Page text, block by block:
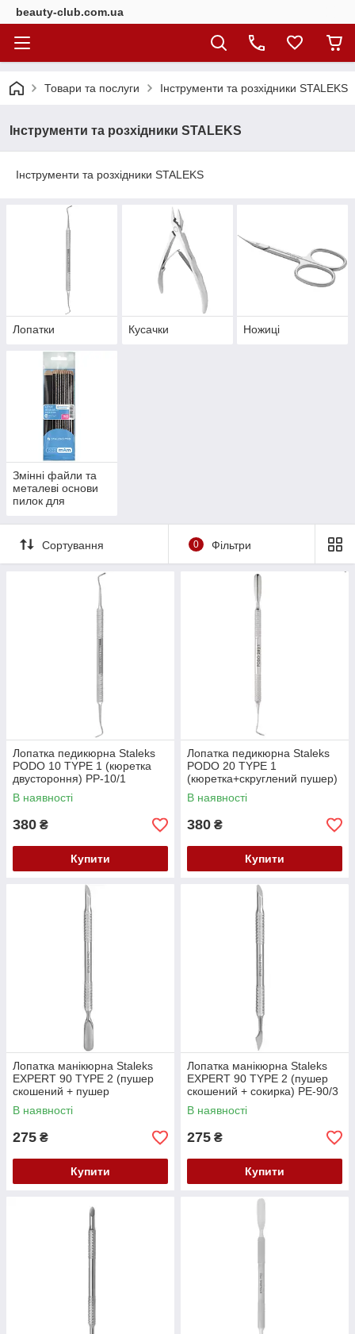
beauty-club.com.ua
Товари та послуги Інструменти та розхідники STALEKS
Інструменти та розхідники STALEKS
Інструменти та розхідники STALEKS
Лопатки Кусачки Ножиці
Змінні файли та
металеві основи
пилок для
педикюр
Сортування
0 Фільтри
Лопатка педикюрна Staleks
PODO 10 TYPE 1 (кюретка
двустороння) PP-10/1
В наявності
380 ₴
Купити
Лопатка педикюрна Staleks
PODO 20 TYPE 1
(кюретка+cкруглений пушер)
PP-20/1
В наявності
380 ₴
Купити
Лопатка манікюрна Staleks
EXPERT 90 TYPE 2 (пушер
скошений + пушер
округлений широкий PE-90/2
В наявності
275 ₴
Купити
Лопатка манікюрна Staleks
EXPERT 90 TYPE 2 (пушер
скошений + сокирка) PE-90/3
В наявності
275 ₴
Купити